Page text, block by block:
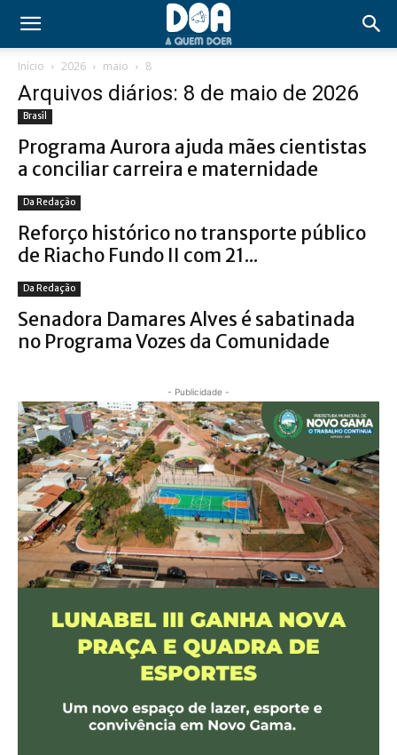
Início 2026 maio 8
Arquivos diários: 8 de maio de 2026
Brasil
Programa Aurora ajuda mães cientistas
a conciliar carreira e maternidade
Da Redação
Reforço histórico no transporte público
de Riacho Fundo II com 21...
Da Redação
Senadora Damares Alves é sabatinada
no Programa Vozes da Comunidade
- Publicidade -